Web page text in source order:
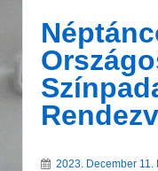
2023. December 11.